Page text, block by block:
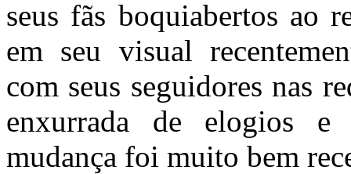
seus fãs boquiabertos ao
em seu visual
com seus seguidores nas
enxurrada de elogios e
mudança foi muito bem